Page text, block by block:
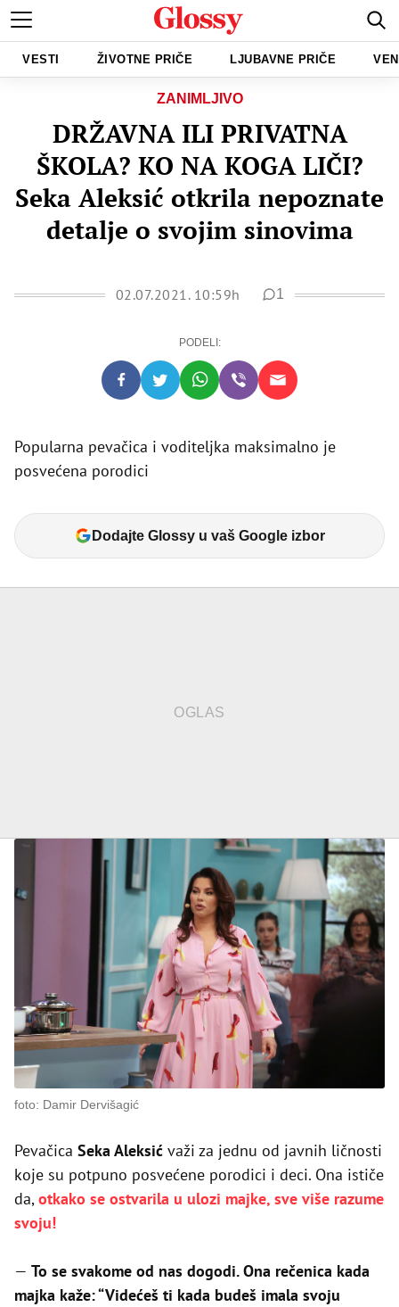
VESTI ŽIVOTNE PRIČE LJUBAVNE PRIČE
ZANIMLJIVO
DRŽAVNA ILI PRIVATNA
ŠKOLA? KO NA KOGA LIČI?
Seka Aleksić otkrila nepoznate
detalje o svojim sinovima
02.07.2021. 10:59h 1
PODELI:
Popularna pevačica i voditeljka maksimalno je
posvećena porodici
Dodajte Glossy u vaš Google izbor
foto: Damir Dervišagić
Pevačica Seka Aleksić važi za jednu od javnih ličnosti
koje su potpuno posvećene porodici i deci. Ona ističe
da,otkako se ostvarila u ulozi majke, sve više razume
svoju!
— To se svakome od nas dogodi. Ona rečenica kada
majka kaže: “Videćeš ti kada budeš imala svoju